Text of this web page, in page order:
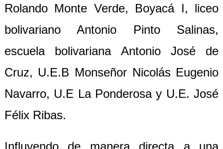
Rolando Monte Verde, Boyacá I, liceo
bolivariano Antonio Pinto Salinas,
escuela bolivariana Antonio José de
Cruz, U.E.B Monseñor Nicolás Eugenio
Navarro, U.E La Ponderosa y U.E. José
Félix Ribas.